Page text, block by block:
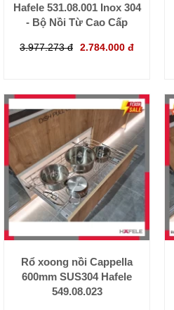
Hafele 531.08.001 Inox 304
- Bộ Nồi Từ Cao Cấp
3.977.273 đ 2.784.000 đ
Rổ xoong nồi Cappella
600mm SUS304 Hafele
549.08.023